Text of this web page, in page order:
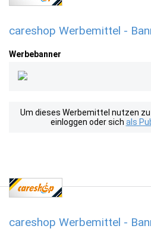
careshop Werbemittel -
Werbebanner
Um dieses Werbemittel nutzen
einloggen oder sich als
careshop Werbemittel -